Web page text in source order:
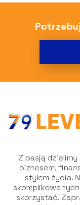
Z pasją
biznesem,
stylem życia.
skorzystać.